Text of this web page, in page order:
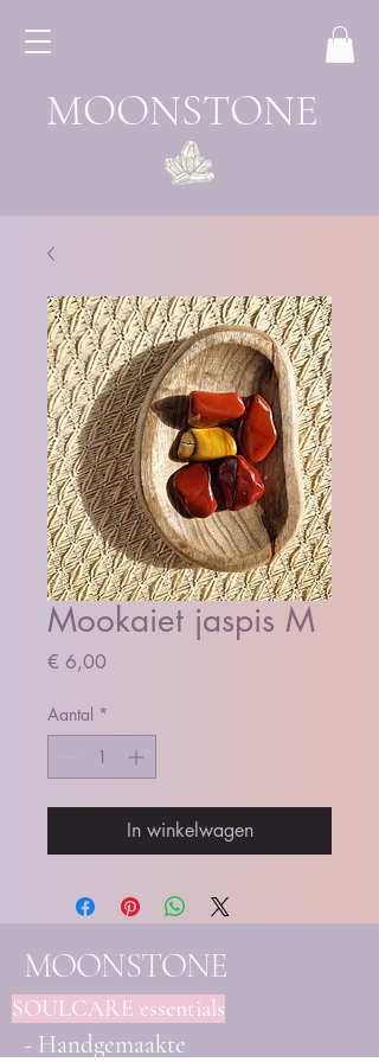
MOONSTONE
Mookaiet jaspis M
€ 6,00
Aantal *
In winkelwagen
MOONSTONE
SOULCARE essentials
- Handgemaakte